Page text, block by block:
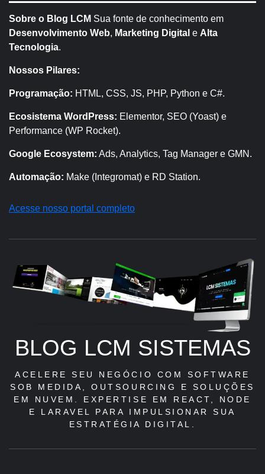
Sobre o Blog LCM Sua fonte de conhecimento em
Desenvolvimento Web, Marketing Digital e Alta
Tecnologia.
Nossos Pilares:
Programação: HTML, CSS, JS, PHP, Python e C#.
Ecosistema WordPress: Elementor, SEO (Yoast) e
Performance (WP Rocket).
Google Ecosystem: Ads, Analytics, Tag Manager e GMN.
Automação: Make (Integromat) e RD Station.
Acesse nosso portal completo
BLOG LCM SISTEMAS
ACELERE SEU NEGÓCIO COM SOFTWARE
SOB MEDIDA, OUTSOURCING E SOLUÇÕES
EM NUVEM. EXPERTISE EM REACT, NODE
E LARAVEL PARA IMPULSIONAR SUA
ESTRATÉGIA DIGITAL.